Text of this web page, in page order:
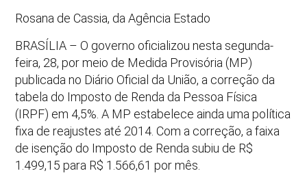
Rosana de Cassia, da Agência Estado
BRASÍLIA – O governo oficializou nesta segunda-
feira, 28, por meio de Medida Provisória (MP)
publicada no Diário Oficial da União, a correção da
tabela do Imposto de Renda da Pessoa Física
(IRPF) em 4,5%. A MP estabelece ainda uma política
fixa de reajustes até 2014. Com a correção, a faixa
de isenção do Imposto de Renda subiu de R$
1.499,15 para R$ 1.566,61 por mês.